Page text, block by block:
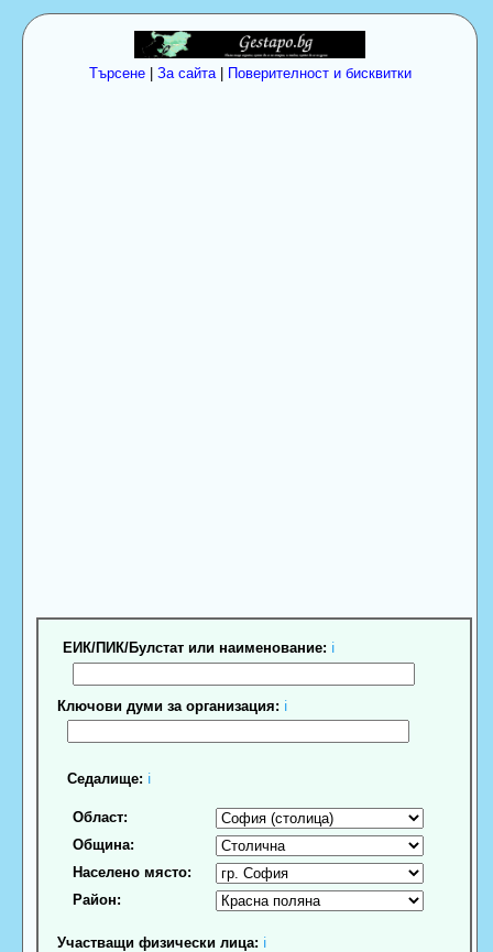
Търсене| За сайта| Поверителност и бисквитки
ЕИК/ПИК/Булстат или наименование: ℹ
Ключови думи за организация: ℹ
Седалище: ℹ
Област:
Община:
Населено място:
Район:
Участващи физически лица: ℹ